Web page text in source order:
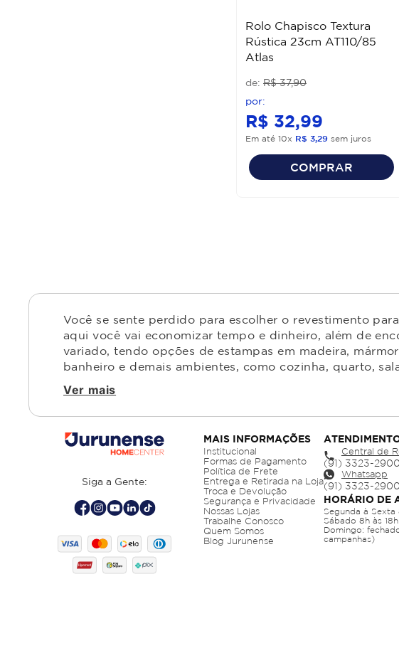
Rolo Chapisco Textura
Rústica 23cm AT110/85
Atlas
R$ 37,90
R$ 32,99
Em até 10x R$ 3,29 sem juros
COMPRAR
Você se sente perdido para escolher o revestimento
aqui você vai economizar tempo e dinheiro, além de
variado, tendo opções de estampas em madeira,
banheiro e demais ambientes, como cozinha, quarto,
Ver mais
Siga a Gente:
MAIS INFORMAÇÕES
Institucional
Formas de Pagamento
Política de Frete
Entrega e Retirada na Loja
Troca e Devolução
Segurança e Privacidade
Nossas Lojas
Trabalhe Conosco
Quem Somos
Blog Jurunense
Central de
Whatsapp
HORÁRIO DE
Segunda à Sexta
Sábado 8h às 18h
Domingo:
campanhas)